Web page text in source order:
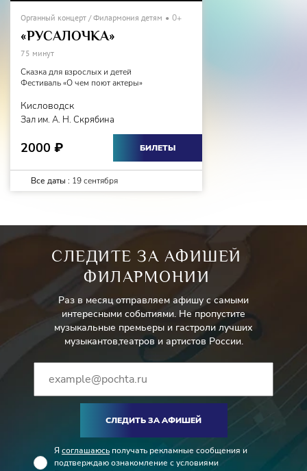
Органный концерт / Филармония детям 0+
«РУСАЛОЧКА»
75 минут
Сказка для взрослых и детей
Фестиваль «О чем поют актеры»
Кисловодск
Зал им. А. Н. Скрябина
2000 ₽ БИЛЕТЫ
Все даты : 19 сентября
СЛЕДИТЕ ЗА АФИШЕЙ
ФИЛАРМОНИИ
Раз в месяц отправляем афишу с самыми
интересными событиями. Не пропустите
музыкальные премьеры и гастроли лучших
музыкантов,театров и артистов России.
СЛЕДИТЬ ЗА АФИШЕЙ
Я соглашаюсь получать рекламные сообщения и
подтверждаю ознакомление с условиями